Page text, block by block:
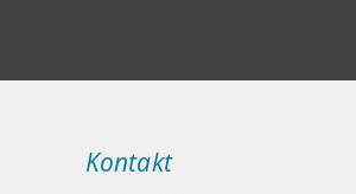
Kontakt